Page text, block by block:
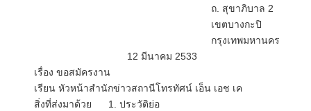
ถ. สุขาภิบาล 2
เขตบางกะปิ
กรุงเทพมหานคร
12 มีนาคม 2533
เรื่อง ขอสมัครงาน
เรียน หัวหน้าสำนักข่าวสถานีโทรทัศน์ เอ็น เอช เค
สิ่งที่ส่งมาด้วย 1. ประวัติย่อ